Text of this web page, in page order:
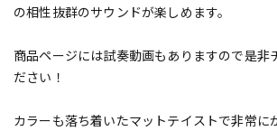
の相性抜群のサウンドが楽しめます。
商品ページには試奏動画もありますので是非
ださい！
カラーも落ち着いたマットテイストで非常に